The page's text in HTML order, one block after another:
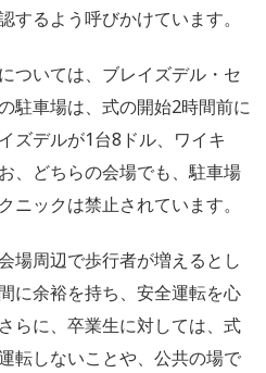
するよう呼びかけています。
ついては、ブレイズデル・セ
駐車場は、式の開始2時間前に
ズデルが1台8ドル、ワイキ
、どちらの会場でも、駐車場
ニックは禁止されています。
場周辺で歩行者が増えるとし
に余裕を持ち、安全運転を心
らに、卒業生に対しては、式
転しないことや、公共の場で